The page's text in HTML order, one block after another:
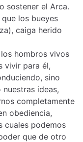
sostener el Arca.
los bueyes
caiga herido
hombros vivos
vivir para él,
sino
ideas,
completamente
obediencia,
cuales podemos
que de otro